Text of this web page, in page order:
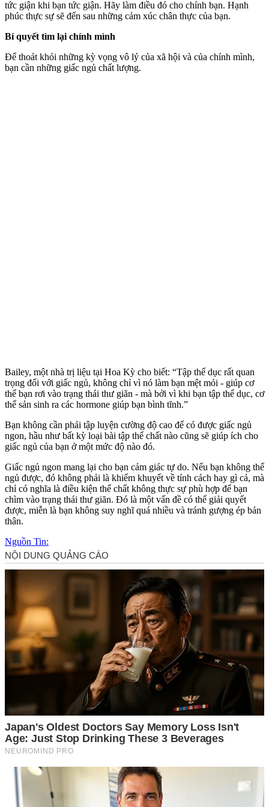
tức giận khi bạn tức giận. Hãy làm điều đó cho chính bạn. Hạnh
phúc thực sự sẽ đến sau những cảm xúc chân thực của bạn.
Bí quyết tìm lại chính mình
Để thoát khỏi những kỳ vọng vô lý của xã hội và của chính mình,
bạn cần những giấc ngủ chất lượng.
Bailey, một nhà trị liệu tại Hoa Kỳ cho biết: “Tập thể dục rất quan
trọng đối với giấc ngủ, không chỉ vì nó làm bạn mệt mỏi - giúp c‌ơ
th‌ể bạn rơi vào trạng thái thư giãn - mà bởi vì khi bạn tập thể dục, c‌ơ
th‌ể sản sinh ra các hormone giúp bạn bình tĩnh.”
Bạn không cần phải tập luyện cường độ cao để có được giấc ngủ
ngon, hầu như bất kỳ loại bài tập thể chất nào cũng sẽ giúp ích cho
giấc ngủ của bạn ở một mức độ nào đó.
Giấc ngủ ngon mang lại cho bạn cảm giác tự do. Nếu bạn không thể
ngủ được, đó không phải là khiếm khuyết về tính cách hay gì cả, mà
chỉ có nghĩa là điều kiện thể chất không thực sự phù hợp để bạn
chìm vào trạng thái thư giãn. Đó là một vấn đề có thể giải quyết
được, miễn là bạn không suy nghĩ quá nhiều và tránh gượng ép bản
thân.
Nguồn Tin: